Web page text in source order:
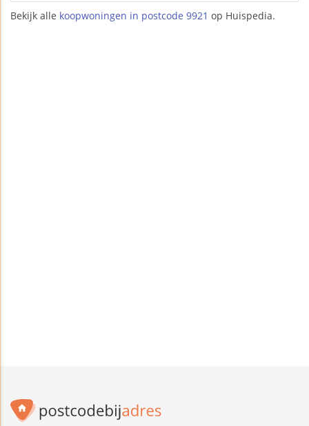
Bekijk alle koopwoningen in postcode 9921 op Huispedia.